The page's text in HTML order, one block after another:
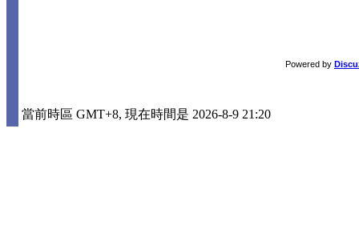
Powered by
當前時區 GMT+8, 現在時間是 2026-8-9 21:20